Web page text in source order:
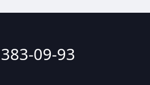
09-93